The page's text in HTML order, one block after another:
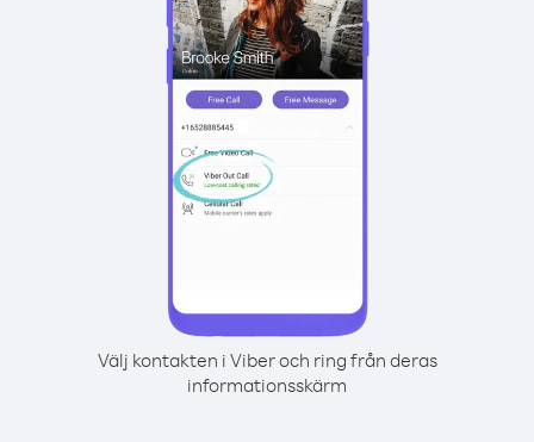
Välj kontakten i Viber och ring från deras
informationsskärm